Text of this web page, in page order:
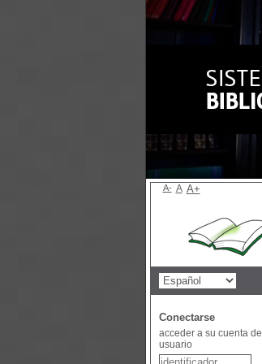
A- A A+
Conectarse
acceder a su cuenta de
usuario